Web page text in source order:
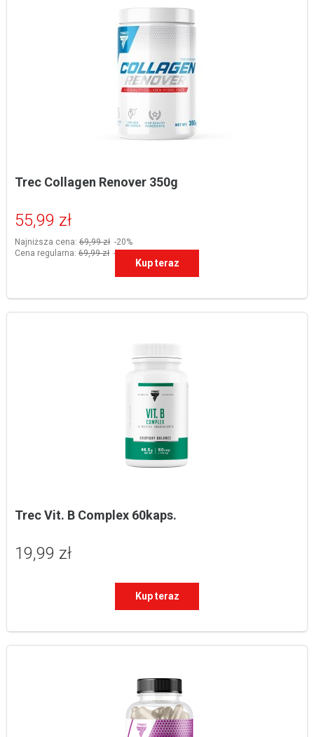
Trec Collagen Renover 350g
55,99 zł
Najniższa cena: 69,99 zł -20%
Cena regularna: 69,99 zł -20%
Kup teraz
Trec Vit. B Complex 60kaps.
19,99 zł
Kup teraz